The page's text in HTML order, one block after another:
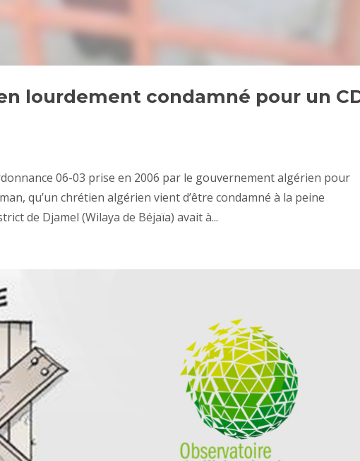
lourdement condamné pour un
06-03 prise en 2006 par le gouvernement algérien pour
qu’un chrétien algérien vient d’être condamné à la peine
de Djamel (Wilaya de Béjaïa) avait à...